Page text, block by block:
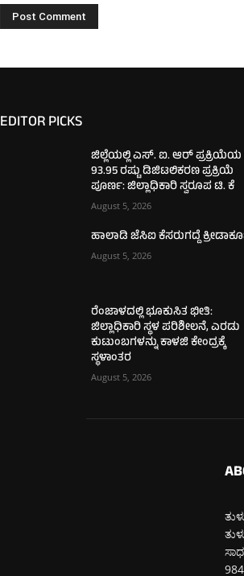
EDITOR PICKS
ಜಿಲ್ಲೆಯಲ್ಲಿ ಎಸ್. ಐ. ಆರ್ ಪ್ರಕ್ರಿಯೆಯ
93.95 ರಷ್ಟು ಡಿಜಿಟಲಿಕರಣ ಪ್ರಕ್ರಿಯೆ
ಪೂರ್ಣ: ಜಿಲ್ಲಾಧಿಕಾರಿ ಸ್ವರೂಪ ಟಿ. ಕೆ
August 5, 2026
ಹಾಲಾಡಿ ಜೆಸಿಐ ಕೆಸರುಗದ್ದೆ
August 5, 2026
ರೆಂಜಾಳದಲ್ಲಿ ಭೂಕುಸಿತ ಭೀತಿ:
ಜಿಲ್ಲಾಧಿಕಾರಿ ಸ್ಥಳ ಪರಿಶೀಲನೆ, ಎರಡು
ಕುಟುಂಬಗಳನ್ನು ಕಾಳಜಿ ಕೇಂದ್ರಕ್ಕೆ
ಸ್ಥಳಾಂತರ
August 5, 2026